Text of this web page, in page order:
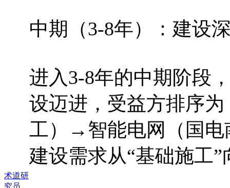
术道研
究员
中期（3-8年）：建设
进入3-8年的中期阶段
设迈进，受益方排序
工）→智能电网（国电
建设需求从“基础施工